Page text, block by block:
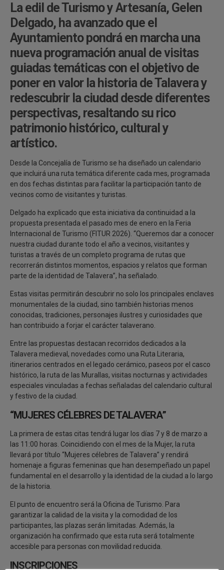
La edil de Turismo y Artesanía, Gelen
Delgado, ha avanzado que el
Ayuntamiento pondrá en marcha una
nueva programación anual de visitas
guiadas temáticas con el objetivo de
poner en valor la historia de Talavera y
redescubrir la ciudad desde diferentes
perspectivas, resaltando su rico
patrimonio histórico, cultural y
artístico.
Desde la Concejalía de Turismo se ha diseñado un calendario
que incluirá una ruta temática diferente cada mes, programada
en dos fechas distintas para facilitar la participación tanto de
vecinos como de visitantes y turistas.
Delgado ha explicado que esta iniciativa da continuidad a la
propuesta presentada el pasado mes de enero en la Feria
Internacional de Turismo (FITUR 2026). “Queremos dar a conocer
nuestra ciudad durante todo el año a vecinos, visitantes y
turistas a través de un completo programa de rutas que
recorrerán distintos momentos, espacios y relatos que forman
parte de la identidad de Talavera”, ha señalado.
Estas visitas permitirán descubrir no solo los principales enclaves
monumentales de la ciudad, sino también historias menos
conocidas, tradiciones, personajes ilustres y curiosidades que
han contribuido a forjar el carácter talaverano.
Entre las propuestas destacan recorridos dedicados a la
Talavera medieval, novedades como una Ruta Literaria,
itinerarios centrados en el legado cerámico, paseos por el casco
histórico, la ruta de las Murallas, visitas nocturnas y actividades
especiales vinculadas a fechas señaladas del calendario cultural
y festivo de la ciudad.
“MUJERES CÉLEBRES DE TALAVERA”
La primera de estas citas tendrá lugar los días 7 y 8 de marzo a
las 11:00 horas. Coincidiendo con el mes de la Mujer, la ruta
llevará por título “Mujeres célebres de Talavera” y rendirá
homenaje a figuras femeninas que han desempeñado un papel
fundamental en el desarrollo y la identidad de la ciudad a lo largo
de la historia.
El punto de encuentro será la Oficina de Turismo. Para
garantizar la calidad de la visita y la comodidad de los
participantes, las plazas serán limitadas. Además, la
organización ha confirmado que esta ruta será totalmente
accesible para personas con movilidad reducida.
INSCRIPCIONES